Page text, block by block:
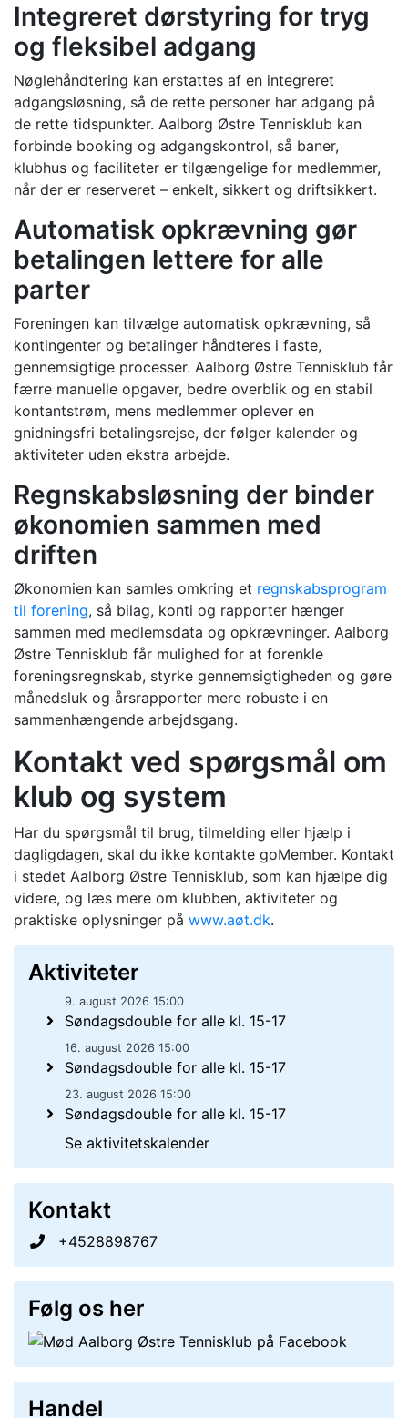
Integreret dørstyring for tryg
og fleksibel adgang
Nøglehåndtering kan erstattes af en integreret
adgangsløsning, så de rette personer har adgang på
de rette tidspunkter. Aalborg Østre Tennisklub kan
forbinde booking og adgangskontrol, så baner,
klubhus og faciliteter er tilgængelige for medlemmer,
når der er reserveret – enkelt, sikkert og driftsikkert.
Automatisk opkrævning gør
betalingen lettere for alle
parter
Foreningen kan tilvælge automatisk opkrævning, så
kontingenter og betalinger håndteres i faste,
gennemsigtige processer. Aalborg Østre Tennisklub får
færre manuelle opgaver, bedre overblik og en stabil
kontantstrøm, mens medlemmer oplever en
gnidningsfri betalingsrejse, der følger kalender og
aktiviteter uden ekstra arbejde.
Regnskabsløsning der binder
økonomien sammen med
driften
Økonomien kan samles omkring et regnskabsprogram
til forening, så bilag, konti og rapporter hænger
sammen med medlemsdata og opkrævninger. Aalborg
Østre Tennisklub får mulighed for at forenkle
foreningsregnskab, styrke gennemsigtigheden og gøre
månedsluk og årsrapporter mere robuste i en
sammenhængende arbejdsgang.
Kontakt ved spørgsmål om
klub og system
Har du spørgsmål til brug, tilmelding eller hjælp i
dagligdagen, skal du ikke kontakte goMember. Kontakt
i stedet Aalborg Østre Tennisklub, som kan hjælpe dig
videre, og læs mere om klubben, aktiviteter og
praktiske oplysninger på www.aøt.dk.
Aktiviteter
9. august 2026 15:00
Søndagsdouble for alle kl. 15-17
16. august 2026 15:00
Søndagsdouble for alle kl. 15-17
23. august 2026 15:00
Søndagsdouble for alle kl. 15-17
Se aktivitetskalender
Kontakt
+4528898767
Følg os her
Handel